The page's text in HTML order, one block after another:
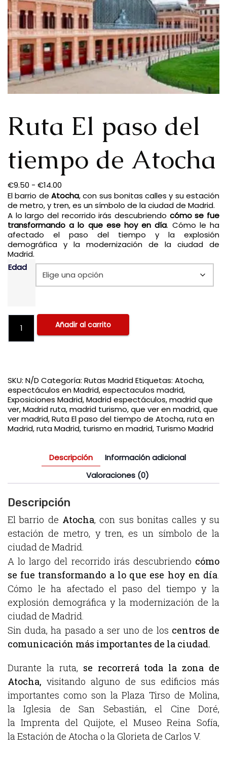
Ruta El paso del
tiempo de Atocha
€9.50 - €14.00
El barrio de Atocha, con sus bonitas calles y su estación
de metro, y tren, es un símbolo de la ciudad de Madrid.
A lo largo del recorrido irás descubriendo cómo se fue
transformando a lo que ese hoy en día. Cómo le ha
afectado el paso del tiempo y la explosión
demográfica y la modernización de la ciudad de
Madrid.
Edad
Añadir al carrito
SKU: N/D Categoría: Rutas MadridEtiquetas: Atocha,
espectáculos en Madrid,espectaculos madrid,
Exposiciones Madrid,Madrid espectáculos,madrid que
ver,Madrid ruta,madrid turismo,que ver en madrid,que
ver madrid,Ruta El paso del tiempo de Atocha,ruta en
Madrid,ruta Madrid, turismo en madrid, Turismo Madrid
Descripción
Información adicional
Valoraciones (0)
Descripción
El barrio de Atocha, con sus bonitas calles y su
estación de metro, y tren, es un símbolo de la
ciudad de Madrid.
A lo largo del recorrido irás descubriendo cómo
se fue transformando a lo que ese hoy en día.
Cómo le ha afectado el paso del tiempo y la
explosión demográfica y la modernización de la
ciudad de Madrid.
Sin duda, ha pasado a ser uno de los centros de
comunicación más importantes de la ciudad.
Durante la ruta, se recorrerá toda la zona de
Atocha, visitando alguno de sus edificios más
importantes como son la Plaza Tirso de Molina,
la Iglesia de San Sebastián, el Cine Doré,
la Imprenta del Quijote, el Museo Reina Sofía,
laEstación de Atocha o la Glorieta de Carlos V.